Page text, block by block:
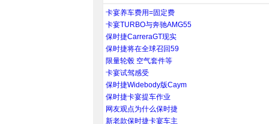
卡宴养车费用=固定费
卡宴TURBO与奔驰AMG55
保时捷CarreraGT现实
保时捷将在全球召回59
限量轮毂 空气套件等
卡宴试驾感受
保时捷Widebody版Caym
保时捷卡宴提车作业
网友观点为什么保时捷
新老款保时捷卡宴车主